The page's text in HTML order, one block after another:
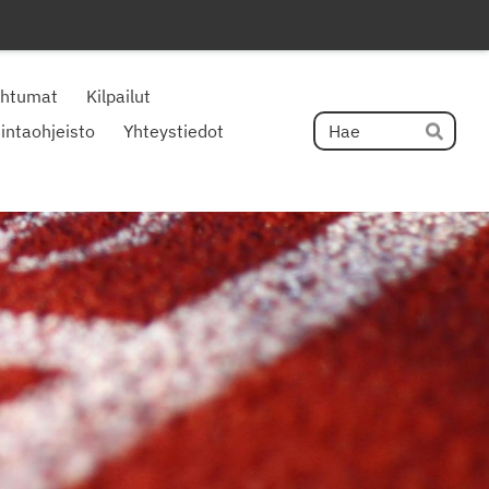
Kilpailut
Yhteystiedot
Hae